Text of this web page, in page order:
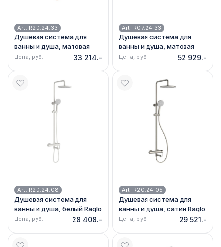
Art. R20.24.33
Душевая система для
ванны и душа, матовая
медь Raglo R20.24.33
Цена, руб. 33 214.-
Art. R07.24.33
Душевая система для
ванны и душа, матовая
медь Raglo R07.24.33
Цена, руб. 52 929.-
Art. R20.24.08
Душевая система для
ванны и душа, белый Raglo
R20.24.08
Цена, руб. 28 408.-
Art. R20.24.05
Душевая система для
ванны и душа, сатин Raglo
R20.24.05
Цена, руб. 29 521.-